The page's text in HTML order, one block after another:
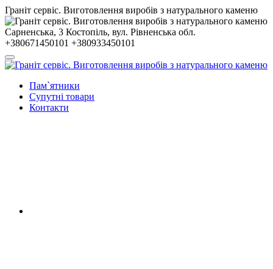
Гранiт сервiс. Виготовлення виробів з натурального каменю
Сарненська, 3 Костопiль, вул. Рiвненська обл.
+380671450101 +380933450101
Пам`ятники
Супутні товари
Контакти